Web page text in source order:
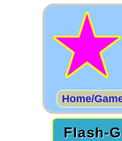
Home/
Flash-